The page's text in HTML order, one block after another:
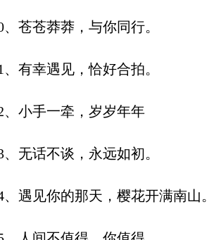
、苍苍莽莽，与你同行。
、有幸遇见，恰好合拍。
、小手一牵，岁岁年年
、无话不谈，永远如初。
、遇见你的那天，樱花开满南山。